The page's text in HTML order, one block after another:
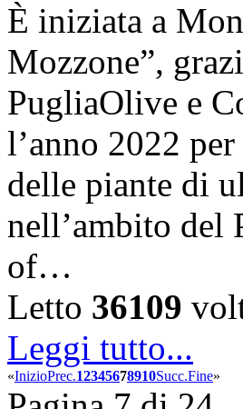
È iniziata a
Mozzone”,
PugliaOlive e
l’anno 2022
delle piante di
nell’ambito del
of…
Letto 36109
Leggi tutto...
«InizioPrec.12345678910Succ.Fine»